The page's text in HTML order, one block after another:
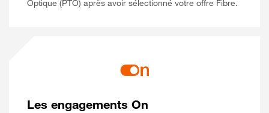
Optique (PTO) après avoir sélectionné votre offre Fibre.
Les engagements On